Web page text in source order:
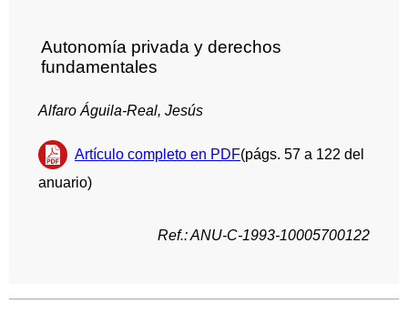
Autonomía privada y derechos
fundamentales
Alfaro Águila-Real, Jesús
Artículo completo en PDF(págs. 57 a 122 del
anuario)
Ref.: ANU-C-1993-10005700122